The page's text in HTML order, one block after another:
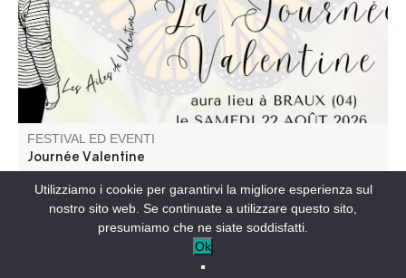
d’épidermolyse bulleuse.
FESTIVAL ED EVENTI
Journée Valentine
BRAUX-IT
Utilizziamo i cookie per garantirvi la migliore esperienza sul
nostro sito web. Se continuate a utilizzare questo sito,
presumiamo che ne siate soddisfatti.
Ok